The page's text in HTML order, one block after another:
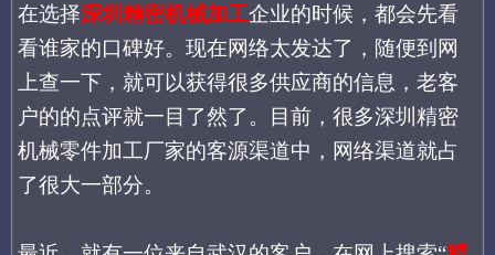
在选择深圳精密机械加工企业的时候，都会先看
看谁家的口碑好。现在网络太发达了，随便到网
上查一下，就可以获得很多供应商的信息，老客
户的的点评就一目了然了。目前，很多深圳精密
机械零件加工厂家的客源渠道中，网络渠道就占
了很大一部分。